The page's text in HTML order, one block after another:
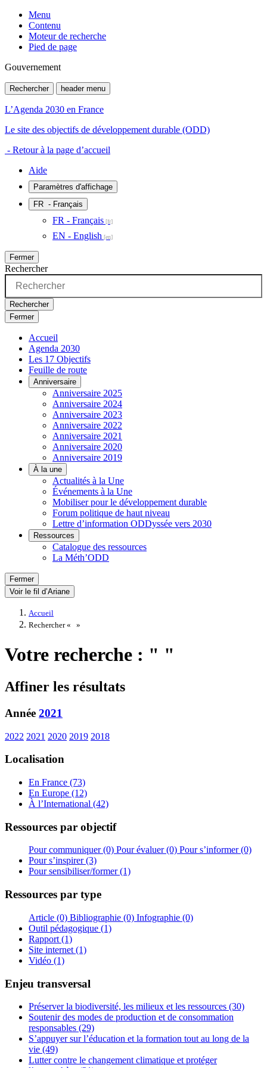
Menu
Contenu
Moteur de recherche
Pied de page
Gouvernement
Rechercher header menu
L’Agenda 2030 en France
Le site des objectifs de développement durable (ODD)
- Retour à la page d’accueil
Aide
Paramètres d'affichage
FR - Français
FR - Français
EN - English
Fermer
Rechercher
Rechercher
Fermer
Accueil
Agenda 2030
Les 17 Objectifs
Feuille de route
Anniversaire
Anniversaire 2025
Anniversaire 2024
Anniversaire 2023
Anniversaire 2022
Anniversaire 2021
Anniversaire 2020
Anniversaire 2019
À la une
Actualités à la Une
Événements à la Une
Mobiliser pour le développement durable
Forum politique de haut niveau
Lettre d’information ODDyssée vers 2030
Ressources
Catalogue des ressources
La Méth’ODD
Fermer
Voir le fil d’Ariane
Accueil
Rechercher «
»
Votre recherche : " "
Affiner les résultats
Année 2021
2022 2021 2020 2019 2018
Localisation
En France (73)
En Europe (12)
À l’International (42)
Ressources par objectif
Pour communiquer (0) Pour évaluer (0) Pour s’informer (0)
Pour s’inspirer (3)
Pour sensibiliser/former (1)
Ressources par type
Article (0) Bibliographie (0) Infographie (0)
Outil pédagogique (1)
Rapport (1)
Site internet (1)
Vidéo (1)
Enjeu transversal
Préserver la biodiversité, les milieux et les ressources (30)
Soutenir des modes de production et de consommation
responsables (29)
S’appuyer sur l’éducation et la formation tout au long de la
vie (49)
Lutter contre le changement climatique et protéger